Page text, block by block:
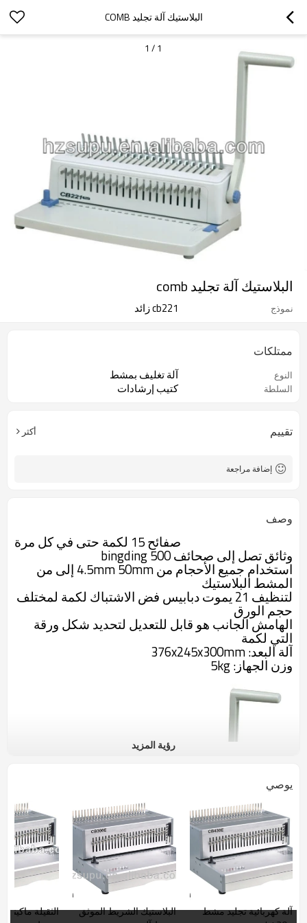
البلاستيك آلة تجليد COMB
1
/
1
البلاستيك آلة تجليد comb
نموذج cb221 زائد
ممتلكات
النوع آلة تغليف بمشط
السلطة كتيب إرشادات
تقييم أكثر
إضافة مراجعة
وصف
صفائح 15 لكمة حتى في كل مرة
وثائق تصل إلى صحائف 500 bingding
استخدام جميع الأحجام من 4.5mm 50mm إلى من
المشط البلاستيك
لتنظيف 21 يموت دبابيس فض الاشتباك لكمة لمختلف
حجم الورق
الهامش الجانب هو قابل للتعديل لتحديد شكل ورقة
التي لكمة
آلة البعد: 376x245x300mm
وزن الجهاز: 5kg
رؤية المزيد
يوصي
آلة كهربائية تجليد مشط
البلاستيك الشريط الموثق